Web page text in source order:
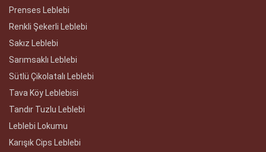
Prenses Leblebi
Renkli Şekerli Leblebi
Sakız Leblebi
Sarımsaklı Leblebi
Sütlü Çikolatalı Leblebi
Tava Köy Leblebisi
Tandır Tuzlu Leblebi
Leblebi Lokumu
Karışık Cips Leblebi